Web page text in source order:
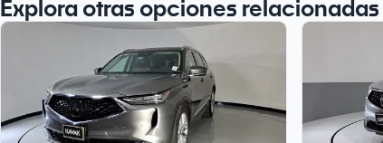
Explora otras opciones